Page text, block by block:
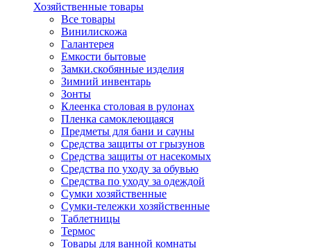
Хозяйственные товары
Все товары
Винилискожа
Галантерея
Емкости бытовые
Замки.скобянные изделия
Зимний инвентарь
Зонты
Клеенка столовая в рулонах
Пленка самоклеющаяся
Предметы для бани и сауны
Средства защиты от грызунов
Средства защиты от насекомых
Средства по уходу за обувью
Средства по уходу за одеждой
Сумки хозяйственные
Сумки-тележки хозяйственные
Таблетницы
Термос
Товары для ванной комнаты